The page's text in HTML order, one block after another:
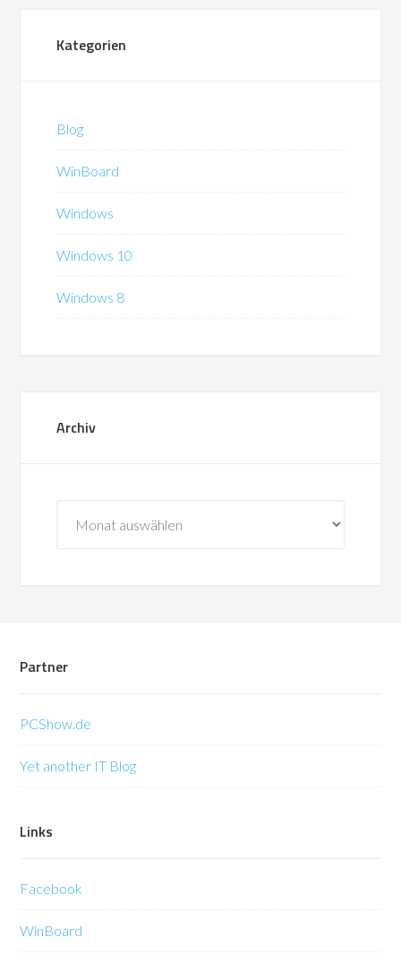
Kategorien
Blog
WinBoard
Windows
Windows 10
Windows 8
Archiv
Partner
PCShow.de
Yet another IT Blog
Links
Facebook
WinBoard